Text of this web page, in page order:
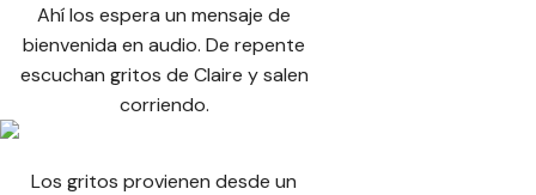
Ahí los espera un mensaje de
bienvenida en audio. De repente
escuchan gritos de Claire y salen
corriendo.
Los gritos provienen desde un